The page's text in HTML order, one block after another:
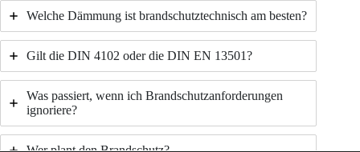
Welche Dämmung ist brandschutztechnisch am besten?
Gilt die DIN 4102 oder die DIN EN 13501?
Was passiert, wenn ich Brandschutzanforderungen
ignoriere?